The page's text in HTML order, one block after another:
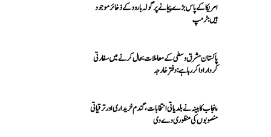
امریکا کے پاس بڑے پیمانے پر گولہ بارود کے ذخائر موجود
ہیں: ٹرمپ
پاکستان مشرق وسطی کے معاملات بحال کرنے میں سفارتی
کردار ادا کررہا ہے: دفتر خارجہ
پنجاب کابینہ نے بلدیاتی انتخابات، گندم خریداری اور ترقیاتی
منصوبوں کی منظوری دے دی